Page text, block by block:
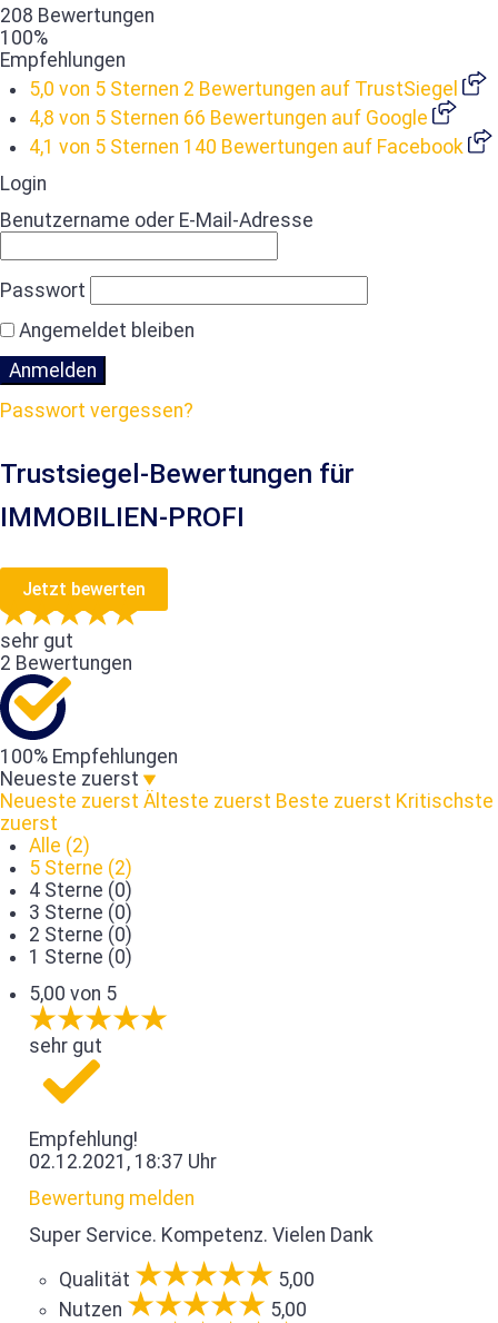
208 Bewertungen
100%
Empfehlungen
5,0 von 5 Sternen 2 Bewertungen auf TrustSiegel
4,8 von 5 Sternen 66 Bewertungen auf Google
4,1 von 5 Sternen 140 Bewertungen auf Facebook
Login
Benutzername oder E-Mail-Adresse
Passwort
Angemeldet bleiben
Passwort vergessen?
Trustsiegel-Bewertungen für
IMMOBILIEN-PROFI
Jetzt bewerten
sehr gut
2 Bewertungen
100% Empfehlungen
Neueste zuerst
Neueste zuerst Älteste zuerst Beste zuerst Kritischste
zuerst
Alle (2)
5 Sterne (2)
4 Sterne (0)
3 Sterne (0)
2 Sterne (0)
1 Sterne (0)
5,00 von 5
sehr gut
Empfehlung!
02.12.2021, 18:37 Uhr
Bewertung melden
Super Service. Kompetenz. Vielen Dank
Qualität
5,00
Nutzen
5,00